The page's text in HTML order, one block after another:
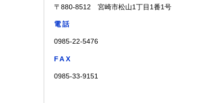
〒880-8512 宮崎市松山1丁目1番1号
電話
0985-22-5476
FAX
0985-33-9151